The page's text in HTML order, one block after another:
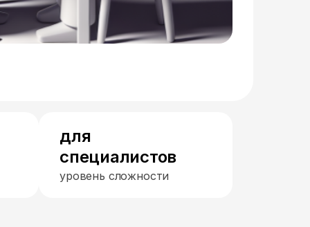
для
специалистов
уровень сложности